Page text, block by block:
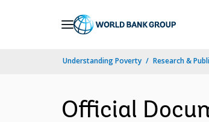
Understanding Poverty Research &
Official